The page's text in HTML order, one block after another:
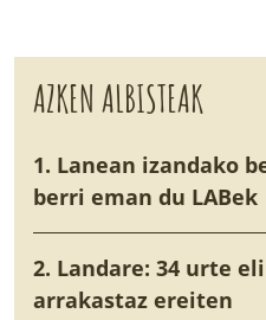
AZKEN ALBISTEAK
1. Lanean izandako
berri eman du LABek
2. Landare: 34 urte
arrakastaz ereiten